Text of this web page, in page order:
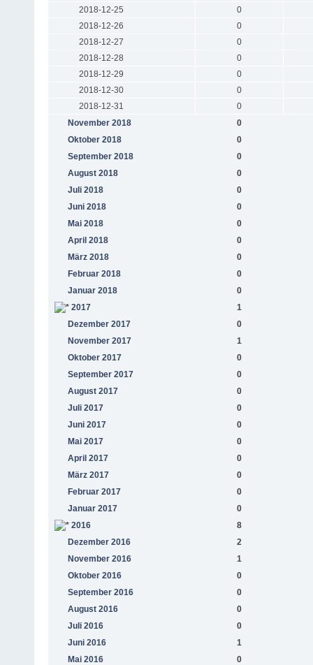
2018-12-25
0
2018-12-26
0
2018-12-27
0
2018-12-28
0
2018-12-29
0
2018-12-30
0
2018-12-31
0
November 2018
0
Oktober 2018
0
September 2018
0
August 2018
0
Juli 2018
0
Juni 2018
0
Mai 2018
0
April 2018
0
März 2018
0
Februar 2018
0
Januar 2018
0
2017
1
Dezember 2017
0
November 2017
1
Oktober 2017
0
September 2017
0
August 2017
0
Juli 2017
0
Juni 2017
0
Mai 2017
0
April 2017
0
März 2017
0
Februar 2017
0
Januar 2017
0
2016
8
Dezember 2016
2
November 2016
1
Oktober 2016
0
September 2016
0
August 2016
0
Juli 2016
0
Juni 2016
1
Mai 2016
0